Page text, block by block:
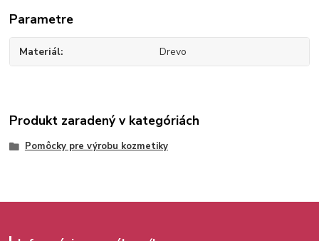
Parametre
Materiál Drevo
Produkt zaradený v kategóriách
Pomôcky pre výrobu kozmetiky